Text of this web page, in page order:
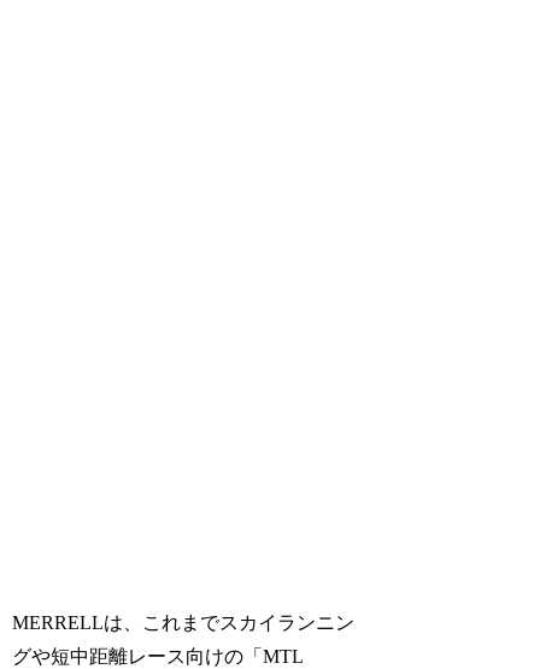
MERRELLは、これまでスカイランニン
グや短中距離レース向けの「MTL